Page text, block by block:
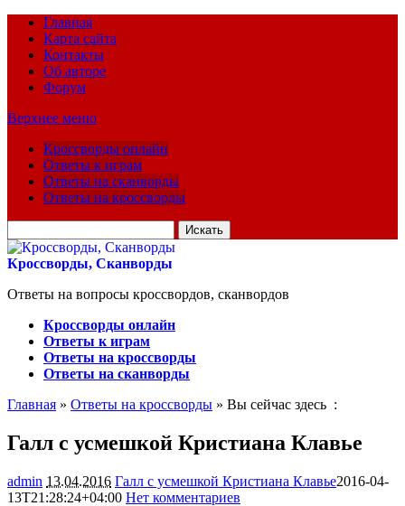
Главная
Карта сайта
Контакты
Об авторе
Форум
Верхнее меню
Кроссворды онлайн
Ответы к играм
Ответы на сканворды
Ответы на кроссворды
для:
Кроссворды, Сканворды
Ответы на вопросы кроссвордов, сканвордов
Кроссворды онлайн
Ответы к играм
Ответы на кроссворды
Ответы на сканворды
Главная » Ответы на кроссворды » Вы сейчас здесь :
Галл с усмешкой Кристиана Клавье
admin 13.04.2016 Галл с усмешкой Кристиана Клавье2016-04-
13T21:28:24+04:00 Нет комментариев